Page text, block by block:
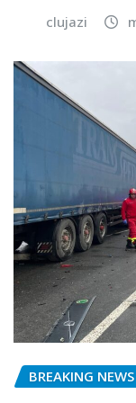
clujazi
BREAKING NEWS